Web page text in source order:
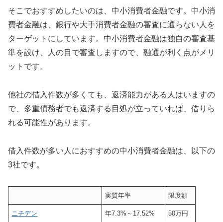
そこでおすすめしたいのは、中小消費者金融です。中小消
費者金融は、銀行や大手消費者金融の審査に通らない人を
ターゲットにしています。中小消費者金融は独自の審査基
準を設け、人の目で審査しますので、融通が利く点がメリ
ットです。
他社の借入件数が多くても、返済能力がある人はいますの
で、多重債務者でも返済する目処が立っていれば、借りら
れる可能性があります。
借入件数が多い人におすすめの中小消費者金融は、以下の
3社です。
実質年率 限度額
ニチデン 年7.3%～17.52% 50万円